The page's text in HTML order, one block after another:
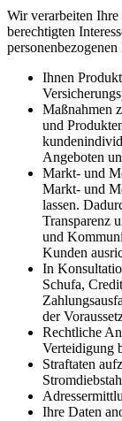
Wir verarbeiten Ihre
berechtigten
Ihnen
Maßnahmen
und
Angeboten
Markt- und
Markt- und
lassen.
Transparenz
und
Kunden
In
Schufa,
der
Rechtliche
Verteidigung
Straftaten
Ihre Daten